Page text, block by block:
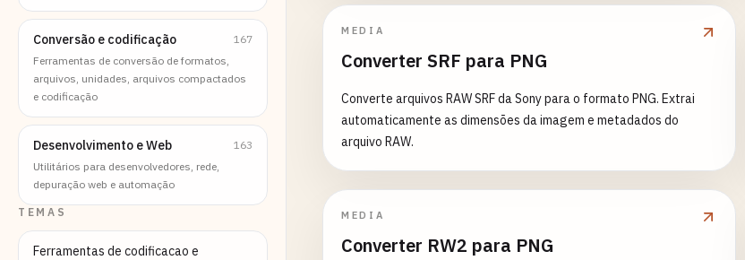
Conversão e codificação
167
Ferramentas de conversão de formatos,
arquivos, unidades, arquivos compactados
e codificação
Desenvolvimento e Web
163
Utilitários para desenvolvedores, rede,
depuração web e automação
TEMAS
Ferramentas de codificacao e
MEDIA
Converter SRF para PNG
Converte arquivos RAW SRF da Sony para o formato PNG. Extrai
automaticamente as dimensões da imagem e metadados do
arquivo RAW.
MEDIA
Converter RW2 para PNG